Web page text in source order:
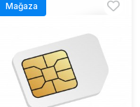
Mağaza